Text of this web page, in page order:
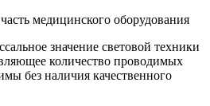
значение световой техники
количество проводимых
без наличия качественного